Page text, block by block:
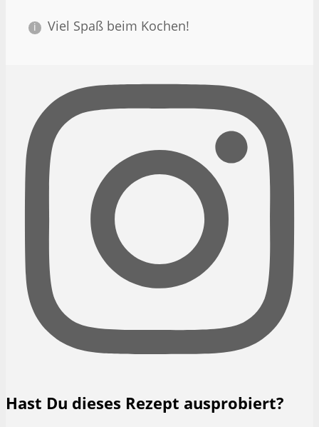
Viel Spaß beim Kochen!
Hast Du dieses Rezept ausprobiert?